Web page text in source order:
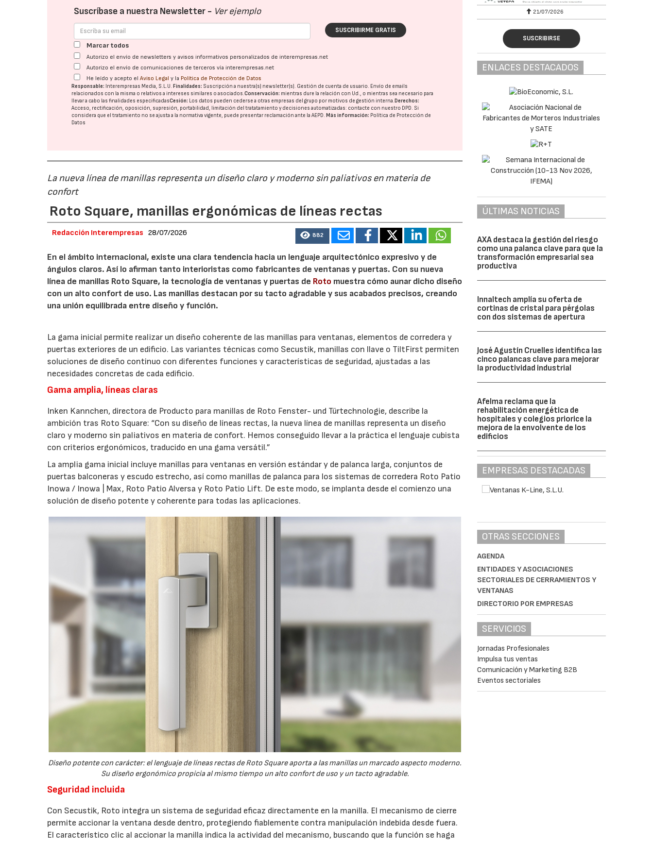
Suscríbase a nuestra Newsletter - Ver ejemplo
SUSCRIBIRME GRATIS
Marcar todos
Autorizo el envío de newsletters y avisos informativos personalizados de interempresas.net
Autorizo el envío de comunicaciones de terceros vía interempresas.net
He leído y acepto elAviso Legal y la Política de Protección de Datos
Responsable: Interempresas Media, S.L.U.Finalidades: Suscripción a nuestra(s) newsletter(s). Gestión de cuenta de usuario. Envío de emails
relacionados con la misma o relativos a intereses similares o asociados.Conservación: mientras dure la relación con Ud., o mientras sea necesario para
llevar a cabo las finalidades especificadasCesión: Los datos pueden cederse a otras empresas del grupo por motivos de gestión interna.Derechos:
Acceso, rectificación, oposición, supresión, portabilidad, limitación del tratatamiento y decisiones automatizadas: contacte con nuestro DPD. Si
considera que el tratamiento no se ajusta a la normativa vigente, puede presentar reclamación ante laAEPD.Más información: Política de Protección de
Datos
La nueva línea de manillas representa un diseño claro y moderno sin paliativos en materia de
confort
Roto Square, manillas ergonómicas de líneas rectas
Redacción Interempresas 28/07/2026 882
En el ámbito internacional, existe una clara tendencia hacia un lenguaje arquitectónico expresivo y de
ángulos claros. Así lo afirman tanto interioristas como fabricantes de ventanas y puertas. Con su nueva
línea de manillas Roto Square, la tecnología de ventanas y puertas de Roto muestra cómo aunar dicho diseño
con un alto confort de uso. Las manillas destacan por su tacto agradable y sus acabados precisos, creando
una unión equilibrada entre diseño y función.
La gama inicial permite realizar un diseño coherente de las manillas para ventanas, elementos de corredera y
puertas exteriores de un edificio. Las variantes técnicas como Secustik, manillas con llave o TiltFirst permiten
soluciones de diseño continuo con diferentes funciones y características de seguridad, ajustadas a las
necesidades concretas de cada edificio.
Gama amplia, líneas claras
Inken Kannchen, directora de Producto para manillas de Roto Fenster- und Türtechnologie, describe la
ambición tras Roto Square: “Con su diseño de líneas rectas, la nueva línea de manillas representa un diseño
claro y moderno sin paliativos en materia de confort. Hemos conseguido llevar a la práctica el lenguaje cubista
con criterios ergonómicos, traducido en una gama versátil.”
La amplia gama inicial incluye manillas para ventanas en versión estándar y de palanca larga, conjuntos de
puertas balconeras y escudo estrecho, así como manillas de palanca para los sistemas de corredera Roto Patio
Inowa / Inowa | Max, Roto Patio Alversa y Roto Patio Lift. De este modo, se implanta desde el comienzo una
solución de diseño potente y coherente para todas las aplicaciones.
Diseño potente con carácter: el lenguaje de líneas rectas de Roto Square aporta a las manillas un marcado aspecto moderno.
Su diseño ergonómico propicia al mismo tiempo un alto confort de uso y un tacto agradable.
Seguridad incluida
Con Secustik, Roto integra un sistema de seguridad eficaz directamente en la manilla. El mecanismo de cierre
permite accionar la ventana desde dentro, protegiendo fiablemente contra manipulación indebida desde fuera.
El característico clic al accionar la manilla indica la actividad del mecanismo, buscando que la función se haga
21/07/2026
SUSCRIBIRSE
ENLACES DESTACADOS
ÚLTIMAS NOTICIAS
AXA destaca la gestión del riesgo
como una palanca clave para que la
transformación empresarial sea
productiva
Innaltech amplía su oferta de
cortinas de cristal para pérgolas
con dos sistemas de apertura
José Agustín Cruelles identifica las
cinco palancas clave para mejorar
la productividad industrial
Afelma reclama que la
rehabilitación energética de
hospitales y colegios priorice la
mejora de la envolvente de los
edificios
EMPRESAS DESTACADAS
OTRAS SECCIONES
AGENDA
ENTIDADES Y ASOCIACIONES
SECTORIALES DE CERRAMIENTOS Y
VENTANAS
DIRECTORIO POR EMPRESAS
SERVICIOS
Jornadas Profesionales
Impulsa tus ventas
Comunicación y Marketing B2B
Eventos sectoriales